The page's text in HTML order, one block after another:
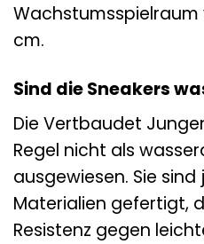
Wachstumsspielraum
cm.
Sind die Sneakers
Die Vertbaudet
Regel nicht als
ausgewiesen. Sie
Materialien gefertigt,
Resistenz gegen